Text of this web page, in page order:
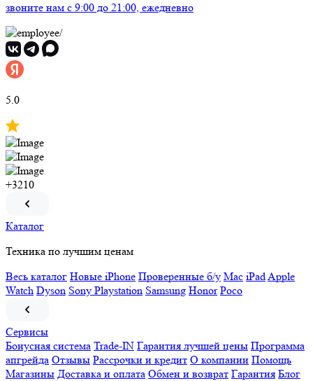
звоните нам c 9:00 до 21:00, ежедневно
5.0
+3210
Каталог
Техника по лучшим ценам
Весь каталог Новые iPhone Проверенные б/у Mac iPadApple
Watch Dyson Sony Playstation Samsung Honor Poco
Сервисы
Бонусная система Trade-IN Гарантия лучшей цены Программа
апгрейда Отзывы Рассрочки и кредит О компании Помощь
Магазины Доставка и оплата Обмен и возврат Гарантия Блог